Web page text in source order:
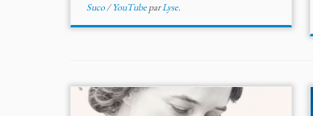
Suco/YouTubeparLyse.